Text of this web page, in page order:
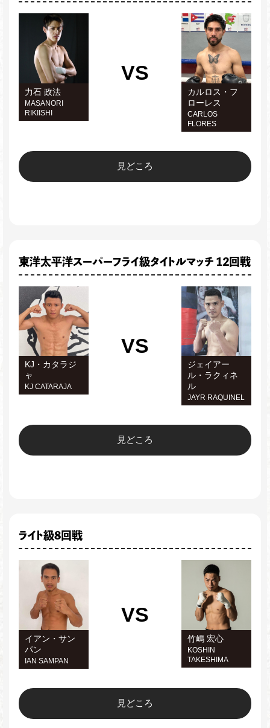
力石 政法
MASANORI
RIKIISHI
VS
カルロス・フ
ローレス
CARLOS
FLORES
見どころ
東洋太平洋スーパーフライ級タイトルマッチ 12回戦
KJ・カタラジ
ャ
KJ CATARAJA
VS
ジェイアー
ル・ラクィネ
ル
JAYR RAQUINEL
見どころ
ライト級8回戦
イアン・サン
パン
IAN SAMPAN
VS
竹嶋 宏心
KOSHIN
TAKESHIMA
見どころ